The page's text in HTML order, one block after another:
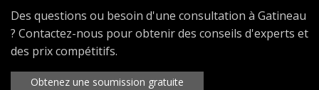
Des questions ou besoin d'une consultation à Gatineau
? Contactez-nous pour obtenir des conseils d'experts et
des prix compétitifs.
Obtenez une soumission gratuite